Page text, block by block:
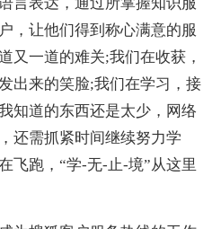
，让他们得到称心满意的服
又一道的难关;我们在收获，
出来的笑脸;我们在学习，接
知道的东西还是太少，网络
还需抓紧时间继续努力学
飞跑，“学-无-止-境”从这里